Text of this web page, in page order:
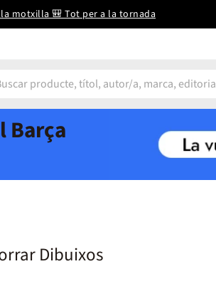
motxilla 🎒 Tot per a la tornada
Barça
Dibuixos